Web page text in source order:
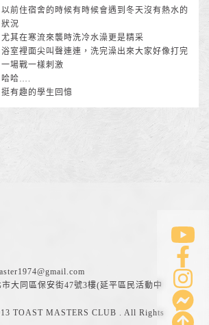
以前住宿舍的時候有時候會遇到冬天沒有熱水的
狀況
尤其在寒流來襲時洗冷水澡更是精采
浴室裡面尖叫聲連連，洗完澡出來大家好像打完
一場戰一樣刺激
哈哈….
挺有趣的學生回憶
大同區保安街47號3樓(延平區民活動中
TOAST MASTERS CLUB . All Rights